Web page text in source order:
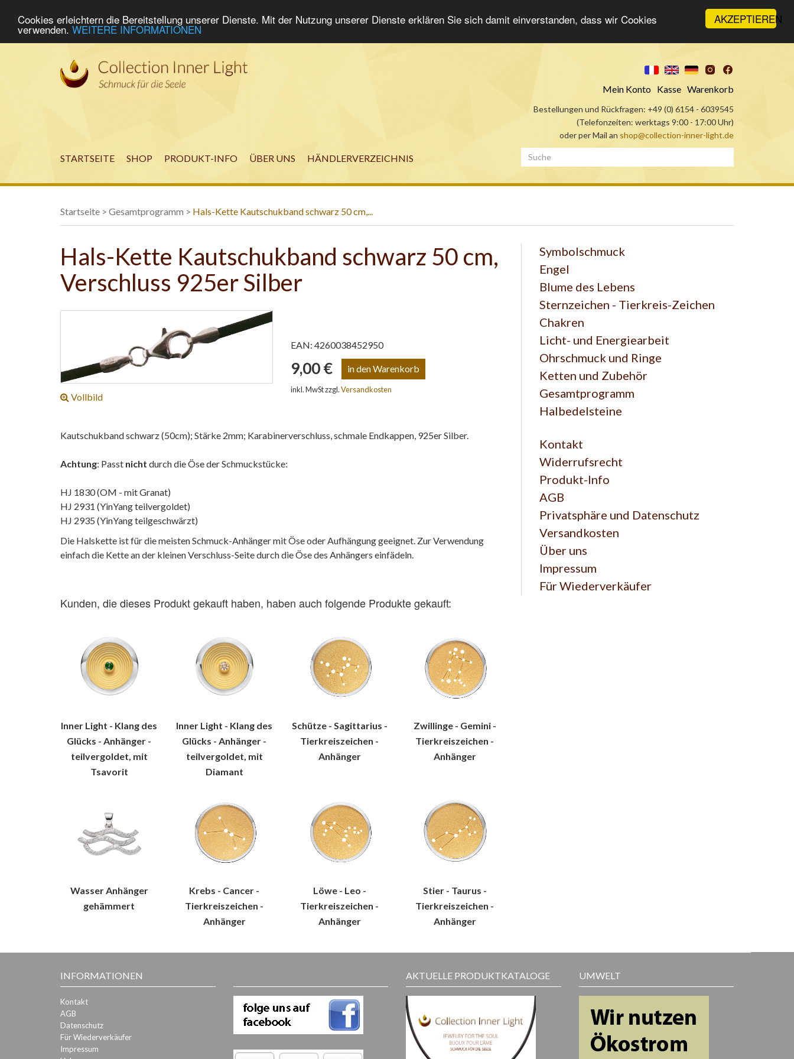
AKZEPTIEREN
Cookies erleichtern die Bereitstellung unserer Dienste. Mit der Nutzung unserer Dienste erklären Sie sich damit einverstanden, dass wir Cookies
verwenden. WEITERE INFORMATIONEN
Mein Konto Kasse Warenkorb
Bestellungen und Rückfragen: +49 (0) 6154 - 6039545
(Telefonzeiten: werktags 9:00 - 17:00 Uhr)
oder per Mail an shop@collection-inner-light.de
STARTSEITE SHOP PRODUKT-INFO ÜBER UNS HÄNDLERVERZEICHNIS
Startseite > Gesamtprogramm > Hals-Kette Kautschukband schwarz 50 cm,...
Hals-Kette Kautschukband schwarz 50 cm,
Verschluss 925er Silber
Vollbild
EAN: 4260038452950
9,00 €
inkl. MwSt zzgl.Versandkosten
Kautschukband schwarz (50cm); Stärke 2mm; Karabinerverschluss, schmale Endkappen, 925er Silber.
Achtung: Passt nicht durch die Öse der Schmuckstücke:
HJ 1830 (OM - mit Granat)
HJ 2931 (YinYang teilvergoldet)
HJ 2935 (YinYang teilgeschwärzt)
Die Halskette ist für die meisten Schmuck-Anhänger mit Öse oder Aufhängung geeignet. Zur Verwendung
einfach die Kette an der kleinen Verschluss-Seite durch die Öse des Anhängers einfädeln.
Kunden, die dieses Produkt gekauft haben, haben auch folgende Produkte gekauft:
Inner Light - Klang des
Glücks - Anhänger -
teilvergoldet, mit
Tsavorit
Inner Light - Klang des
Glücks - Anhänger -
teilvergoldet, mit
Diamant
Schütze - Sagittarius -
Tierkreiszeichen -
Anhänger
Zwillinge - Gemini -
Tierkreiszeichen -
Anhänger
Wasser Anhänger
gehämmert
Krebs - Cancer -
Tierkreiszeichen -
Anhänger
Löwe - Leo -
Tierkreiszeichen -
Anhänger
Stier - Taurus -
Tierkreiszeichen -
Anhänger
Symbolschmuck
Engel
Blume des Lebens
Sternzeichen - Tierkreis-Zeichen
Chakren
Licht- und Energiearbeit
Ohrschmuck und Ringe
Ketten und Zubehör
Gesamtprogramm
Halbedelsteine
Kontakt
Widerrufsrecht
Produkt-Info
AGB
Privatsphäre und Datenschutz
Versandkosten
Über uns
Impressum
Für Wiederverkäufer
INFORMATIONEN
Kontakt
AGB
Datenschutz
Für Wiederverkäufer
Impressum
AKTUELLE PRODUKTKATALOGE UMWELT